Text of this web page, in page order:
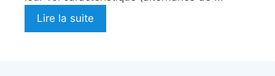
Lire la suite